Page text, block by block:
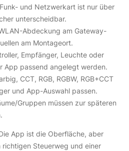
und Netzwerkart ist nur über
unterscheidbar.
Abdeckung am Gateway-
am Montageort.
Empfänger, Leuchte oder
App passend angelegt werden.
CCT, RGB, RGBW, RGB+CCT
und App-Auswahl passen.
Gruppen müssen zur späteren
App ist die Oberfläche, aber
Steuerweg und einer